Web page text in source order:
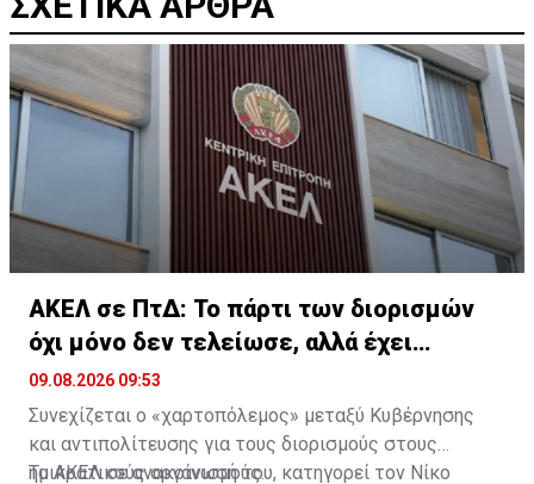
ΑΚΕΛ σε ΠτΔ: Το πάρτι των διορισμών
όχι μόνο δεν τελείωσε, αλλά έχει
ενταθεί
09.08.2026 09:53
Συνεχίζεται ο «χαρτοπόλεμος» μεταξύ Κυβέρνησης
και αντιπολίτευσης για τους διορισμούς στους
ημικρατικούς οργανισμούς.
Το ΑΚΕΛ σε ανακοίνωσή του, κατηγορεί τον Νίκο